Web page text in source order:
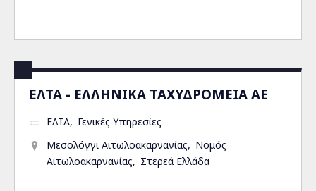
ΕΛΤΑ - ΕΛΛΗΝΙΚΑ ΤΑΧΥΔΡΟΜΕΙΑ ΑΕ
ΕΛΤΑ
Γενικές Υπηρεσίες
Μεσολόγγι Αιτωλοακαρνανίας
Νομός
Αιτωλοακαρνανίας
Στερεά Ελλάδα